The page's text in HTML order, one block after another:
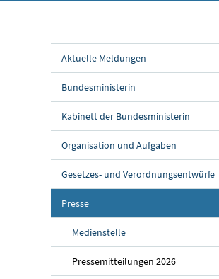
Aktuelle Meldungen
Bundesministerin
Kabinett der Bundesministerin
Organisation und Aufgaben
Gesetzes- und Verordnungsentwürfe
Presse
Medienstelle
Pressemitteilungen 2026